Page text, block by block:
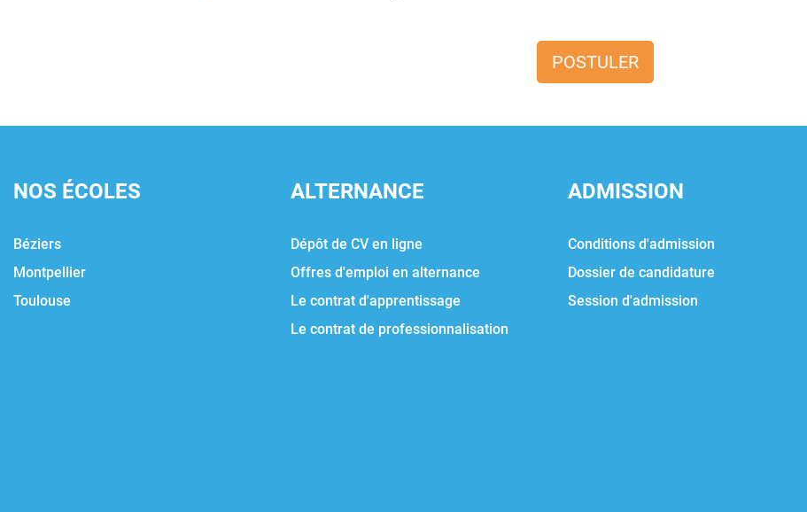
POSTULER
NOS ÉCOLES
Béziers
Montpellier
Toulouse
ALTERNANCE
Dépôt de CV en ligne
Offres d'emploi en alternance
Le contrat d'apprentissage
Le contrat de professionnalisation
ADMISSION
Conditions d'admission
Dossier de candidature
Session d'admission